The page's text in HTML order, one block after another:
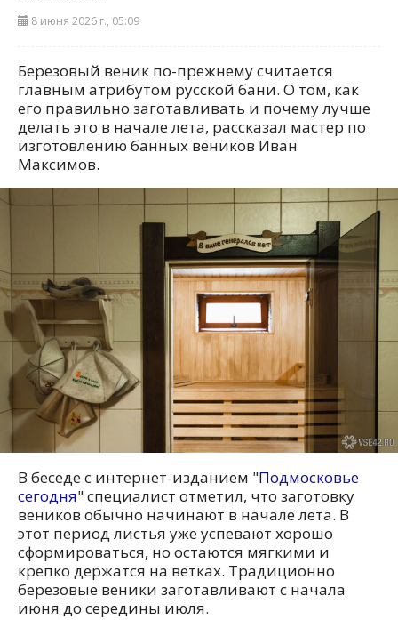
8 июня 2026 г., 05:09
Березовый веник по-прежнему считается
главным атрибутом русской бани. О том, как
его правильно заготавливать и почему лучше
делать это в начале лета, рассказал мастер по
изготовлению банных веников Иван
Максимов.
В беседе с интернет-изданием "Подмосковье
сегодня" специалист отметил, что заготовку
веников обычно начинают в начале лета. В
этот период листья уже успевают хорошо
сформироваться, но остаются мягкими и
крепко держатся на ветках. Традиционно
березовые веники заготавливают с начала
июня до середины июля.